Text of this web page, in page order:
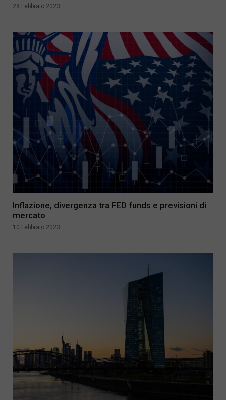
28 Febbraio 2023
Inflazione, divergenza tra FED funds e previsioni di
mercato
10 Febbraio 2023